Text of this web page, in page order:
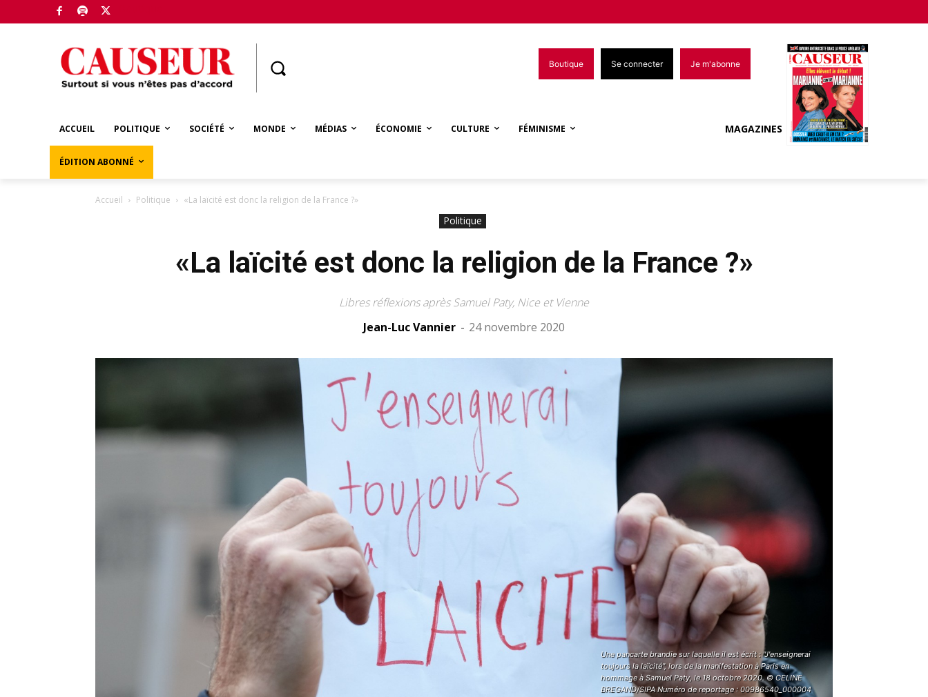
Boutique Se connecter Je m'abonne
ACCUEIL POLITIQUE SOCIÉTÉ MONDE MÉDIAS ÉCONOMIE CULTURE FÉMINISME
ÉDITION ABONNÉ
MAGAZINES
Accueil Politique «La laïcité est donc la religion de la France ?»
Politique
«La laïcité est donc la religion de la France ?»
Libres réflexions après Samuel Paty, Nice et Vienne
Jean-Luc Vannier - 24 novembre 2020
Une pancarte brandie sur laquelle il est écrit : "J'enseignerai
toujours la laïcité", lors de la manifestation à Paris en
hommage à Samuel Paty, le 18 octobre 2020. © CELINE
BREGAND/SIPA Numéro de reportage : 00986540_000004